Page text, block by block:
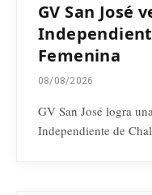
GV San José
Femenina
08/08/2026
GV San José logra
Independiente de